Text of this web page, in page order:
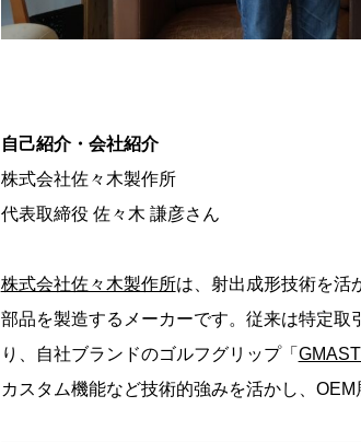
自己紹介・会社紹介
株式会社佐々木製作所
代表取締役 佐々木 謙彦さん
株式会社佐々木製作所は、射出成形技術を活
部品を製造するメーカーです。従来は特定取
り、自社ブランドのゴルフグリップ「
カスタム機能など技術的強みを活かし、